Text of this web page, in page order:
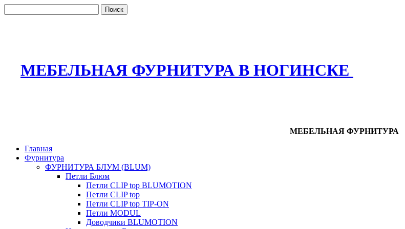
МЕБЕЛЬНАЯ ФУРНИТУРА В НОГИНСКЕ
МЕБЕЛЬНАЯ ФУРНИТУРА
Главная
Фурнитура
ФУРНИТУРА БЛУМ (BLUM)
Петли Блюм
Петли CLIP top BLUMOTION
Петли CLIP top
Петли CLIP top TIP-ON
Петли MODUL
Доводчики BLUMOTION